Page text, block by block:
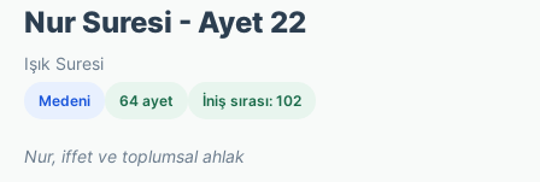
Nur Suresi - Ayet 22
Işık Suresi
Medeni 64 ayet İniş sırası: 102
Nur, iffet ve toplumsal ahlak